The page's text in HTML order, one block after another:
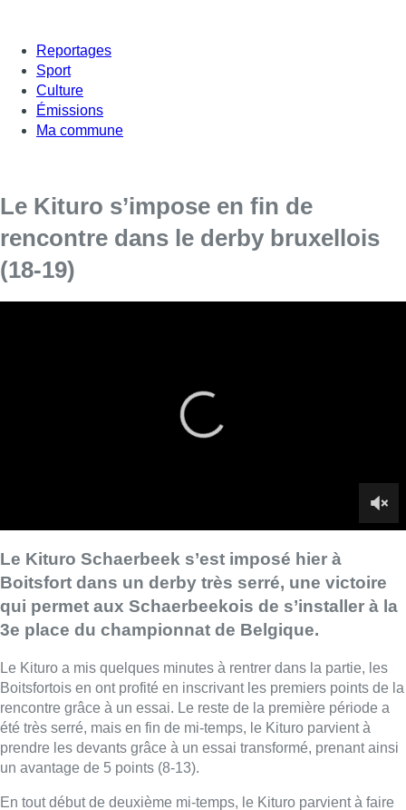
Reportages
Sport
Culture
Émissions
Ma commune
Le Kituro s’impose en fin de
rencontre dans le derby bruxellois
(18-19)
Le Kituro a mis quelques minutes à rentrer dans la partie, les
Boitsfortois en ont profité en inscrivant les premiers points de la
été très serré, mais en fin de mi-temps, le Kituro parvient à
prendre les devants grâce à un essai transformé, prenant ainsi
En tout début de deuxième mi-temps, le Kituro parvient à faire
le break grâce à une nouvelle pénalité (8-16). C’est à ce
moment-là que Boitsfort va entamer sa remontée, d’abord
grâce à un essai transformé (15-16), puis grâce à une pénalité
(18-16). Mais cet avantage ne sera que de courte durée : le
Kituro parvient à s’en sortir à l’expérience et marque une
pénalité décisive pour remporter ce derby bruxellois 18-19.
■ Reportage de Rémy Rucquoi,Guillaume BruwieretPaul
Bourrières.
Lire aussi :